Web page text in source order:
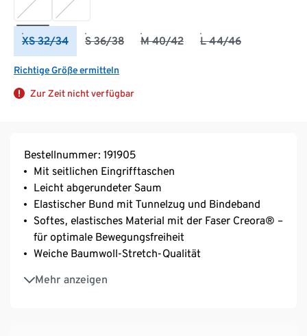
XS 32/34 S 36/38 M 40/42 L 44/46
Richtige Größe ermitteln
Zur Zeit nicht verfügbar
Bestellnummer: 191905
Mit seitlichen Eingrifftaschen
Leicht abgerundeter Saum
Elastischer Bund mit Tunnelzug und Bindeband
Softes, elastisches Material mit der Faser Creora® –
für optimale Bewegungsfreiheit
Weiche Baumwoll-Stretch-Qualität
Mehr anzeigen
Mit Baumwolle